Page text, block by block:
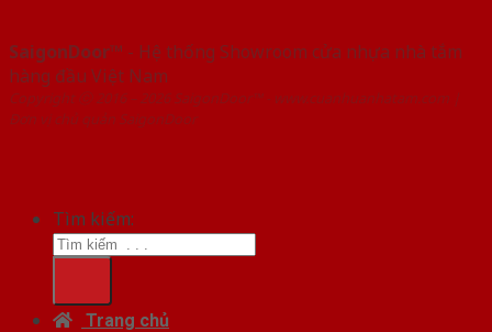
SaigonDoor™ - Hệ thống Showroom cửa nhựa nhà tắm
hàng đầu Việt Nam
Copyright ⓒ 2016 – 2026 SaigonDoor™ - www.cuanhuanhatam.com |
Đơn vị chủ quản SaigonDoor
Tìm kiếm:
Trang chủ